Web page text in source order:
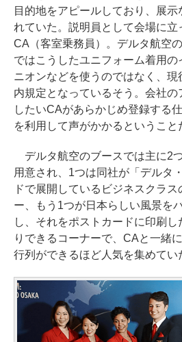
目的地をアピールしており、展示
れていた。説明員として会場に
CA（客室乗務員）。デルタ航空
ではこうしたユニフォーム着用
ニオンなどを使うのではなく、
内規定となっているそう。会社の
したいCAがあらかじめ登録する
を利用して声がかかるということ
デルタ航空のブースでは主に2
用意され、1つは同社が「デルタ
ドで展開しているビジネスクラ
ー、もう1つが日本らしい風景を
し、それをポストカードに印刷
りできるコーナーで、CAと一緒
行列ができるほど人気を集めてい